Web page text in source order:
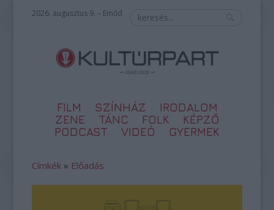
2026. augusztus 9. – Emőd
FILM SZÍNHÁZ
IRODALOM
ZENE
TÁNC FOLK
KÉPZŐ
PODCAST
VIDEÓ GYERMEK
Címkék » Előadás